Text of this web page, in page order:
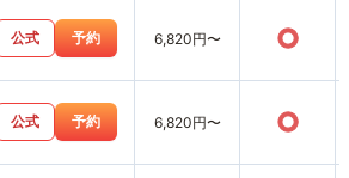
公式 予約 6,820円〜 ○
公式 予約 6,820円〜 ○